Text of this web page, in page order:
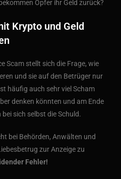
Opfer ihr Geld zurück?
Krypto und Geld
Scam stellt sich die Frage, wie
und sie auf den Betrüger nur
häufig auch sehr viel Scham
denken könnten und am Ende
sich selbst die Schuld.
bei Behörden, Anwälten und
zur Anzeige zu
Fehler!